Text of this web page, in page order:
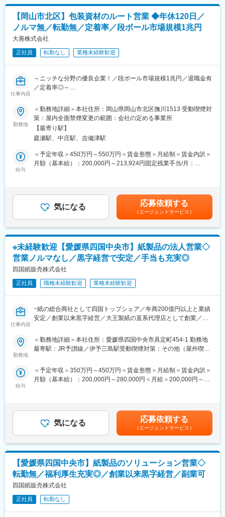
（3）毎年給与が上がる！安定性バツグン！
長く活躍してくれている社員を大事にしたいという思いのもと、
毎年の昇給で多くの社員の給料が上がる仕組みを築き上げていま
活躍・意欲次第で、主任→主査→次長とステップアップしていく
ことも可能！
【具体的な業務内容】
などに合わせてオリジナルのダンボール・エコボードを企画・提
案します！
・お客様との打ち合わせ（サイズや印刷デザインなど）
・デザイン版下を社内で構成し、お客様へ提出・確認。
・サイズ・デザイン共にお客様のＯＫが出ると製品化へ！！
岡山本社の営業：7名（30代~70代）
【入社後の流れ】
・1年程岡山本社の製造現場や品質保証部門を経験。
・その後営業に配属となり先輩社員と同行研修
※マンツーマンのフォロー体制：マンツーマンで顧客担当、顧客引
継ぎをして慣れるまでしっかりとフォローします！
【一緒に働く仲間たち】
自分の意見がしっかりと反映される環境下で業務を行うことがで
きます◎
変更の範囲：会社の定める業務
下する可能性があります。月給(月額)は固定手当を含めた表記で
す。
【岡山市北区】包装資材のルート営業 ◆年休120日／
ノルマ無／転勤無／定着率／段ボール市場規模1兆円
大善株式会社
正社員 転勤なし 業種未経験歓迎
仕事内容
～ニッチな分野の優良企業！／段ボール市場規模1兆円／退職金有
／定着率◎～
★魅力ポイント★
（1）成長産業！段ボール業界は需要大！
市場規模1兆円：2021年から2027年の予測期間において、世界の
段ボール市場は6.5%以上の健全な成長率が見込まれています！
当社ではリサイクルが100％可能なダンボールの企画・製造、新
素材「エコボード」開発など、地球に優しいダンボールの開発に
注力しています。
み。」
新製品や規格変更など既存顧客からの受注が多くを占めておりま
す。
（3）毎年給与が上がる！安定性バツグン！
長く活躍してくれている社員を大事にしたいという思いのもと、
毎年の昇給で多くの社員の給料が上がる仕組みを築き上げていま
活躍・意欲次第で、主任→主査→次長とステップアップしていく
ことも可能！
【具体的な業務内容】
などに合わせてオリジナルのダンボール・エコボードを企画・提
案します！
・お客様との打ち合わせ（サイズや印刷デザインなど）
・段ボールサンプルを持参し、サイズチェック！
方でも安心
【入社後の流れ】
・1年程度、岡山本社の製造現場や品質保証部門を経験
・その後営業に配属となり先輩社員と同行研修
※マンツーマンのフォロー体制：マンツーマンで顧客担当、顧客引
継ぎをして慣れるまでしっかりとフォローします！
【一緒に働く仲間たち】
勤務地
＜勤務地詳細＞本社住所：岡山県岡山市北区撫川1513 受動喫煙対
策：屋内全面禁煙変更の範囲：会社の定める事業所
【最寄り駅】
庭瀬駅、中庄駅、吉備津駅
給与
＜予定年収＞450万円～550万円＜賃金形態＞月給制＜賃金内訳＞
月額（基本給）：200,000円～213,924円固定残業手当/月：
験・年齢・能力などを考慮のうえ、当社規定により決定します。■
昇給：年1回（4月）■賞与：年2回（7月・12月）※過去実績3.5ヶ
月分■モデル年収：460万円（34歳）／550万円（39歳）／650万
円（50歳）賃金はあくまでも目安の金額であり、選考を通じて上
下する可能性があります。月給(月額)は固定手当を含めた表記で
す。
気になる 応募依頼する
（エージェントサービス）
※未経験歓迎【愛媛県四国中央市】紙製品の法人営業◇
営業ノルマなし／黒字経営で安定／手当も充実◎
四国紙販売株式会社
正社員 職種未経験歓迎 業種未経験歓迎
仕事内容
~紙の総合商社として四国トップシェア／年商200億円以上と業績
安定／創業以来黒字経営／大王製紙の直系代理店として創業／副
■仕事の内容：
愛媛本社にて、包装用紙・印刷用紙・情報用紙・段ボール原紙等
に関するソリューション営業をお任せします。
・顧客へ商品のご提案
・売上・与信管理
・顧客管理
・市場調査・市場分析
・営業戦略の立案 など
※お客様が求めるニーズやシーンにお応えできるようなご提案をお
願いします。
※製紙事業にとどまらず、ノウハウを活かして防災事業や環境ソリ
ューション事業等、時代のニーズに合わせて幅広く事業展開して
おります。（今年2022年1月よりサプライチェーン補助金により
勤務地
＜勤務地詳細＞本社住所：愛媛県四国中央市具定町454-1 勤務地
最寄駅：JR予讃線／伊予三島駅受動喫煙対策：その他（屋外喫煙
給与
＜予定年収＞350万円～450万円＜賃金形態＞月給制＜賃金内訳＞
月額（基本給）：200,000円～280,000円＜月給＞200,000円～
気になる 応募依頼する
（エージェントサービス）
【愛媛県四国中央市】紙製品のソリューション営業◇
転勤無／福利厚生充実◎／創業以来黒字経営／副業可
四国紙販売株式会社
正社員 転勤なし